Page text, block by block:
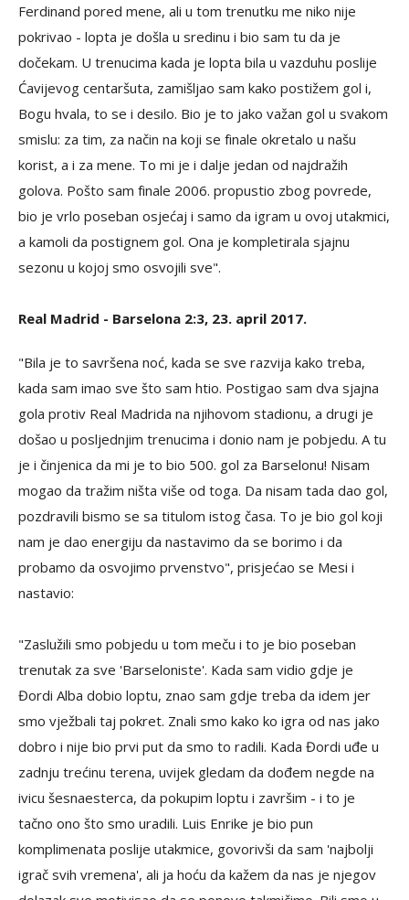
Ferdinand pored mene, ali u tom trenutku me niko nije
pokrivao - lopta je došla u sredinu i bio sam tu da je
dočekam. U trenucima kada je lopta bila u vazduhu poslije
Ćavijevog centaršuta, zamišljao sam kako postižem gol i,
Bogu hvala, to se i desilo. Bio je to jako važan gol u svakom
smislu: za tim, za način na koji se finale okretalo u našu
korist, a i za mene. To mi je i dalje jedan od najdražih
golova. Pošto sam finale 2006. propustio zbog povrede,
bio je vrlo poseban osjećaj i samo da igram u ovoj utakmici,
a kamoli da postignem gol. Ona je kompletirala sjajnu
sezonu u kojoj smo osvojili sve".
Real Madrid - Barselona 2:3, 23. april 2017.
"Bila je to savršena noć, kada se sve razvija kako treba,
kada sam imao sve što sam htio. Postigao sam dva sjajna
gola protiv Real Madrida na njihovom stadionu, a drugi je
došao u posljednjim trenucima i donio nam je pobjedu. A tu
je i činjenica da mi je to bio 500. gol za Barselonu! Nisam
mogao da tražim ništa više od toga. Da nisam tada dao gol,
pozdravili bismo se sa titulom istog časa. To je bio gol koji
nam je dao energiju da nastavimo da se borimo i da
probamo da osvojimo prvenstvo", prisjećao se Mesi i
nastavio:
"Zaslužili smo pobjedu u tom meču i to je bio poseban
trenutak za sve 'Barseloniste'. Kada sam vidio gdje je
Đordi Alba dobio loptu, znao sam gdje treba da idem jer
smo vježbali taj pokret. Znali smo kako ko igra od nas jako
dobro i nije bio prvi put da smo to radili. Kada Đordi uđe u
zadnju trećinu terena, uvijek gledam da dođem negde na
ivicu šesnaesterca, da pokupim loptu i završim - i to je
tačno ono što smo uradili. Luis Enrike je bio pun
komplimenata poslije utakmice, govorivši da sam 'najbolji
igrač svih vremena', ali ja hoću da kažem da nas je njegov